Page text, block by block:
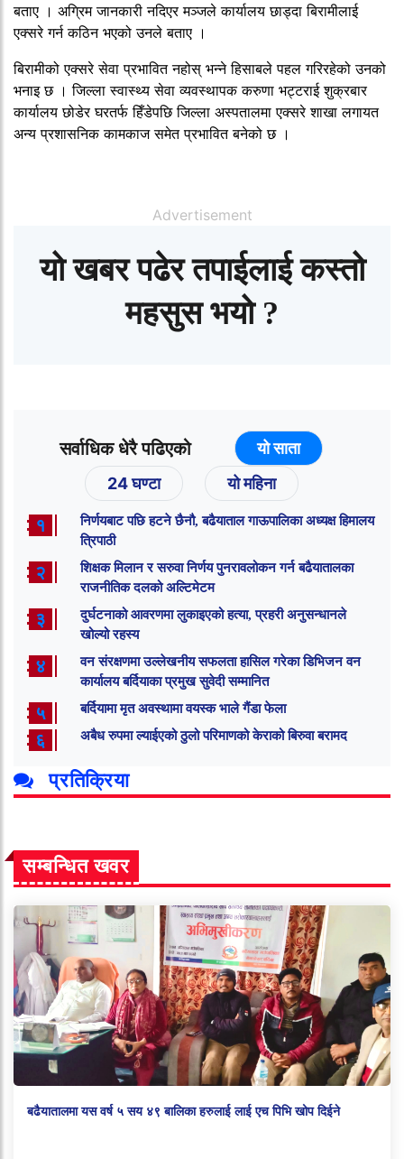
बताए । अग्रिम जानकारी नदिएर मञ्जले कार्यालय छाड्दा बिरामीलाई
एक्सरे गर्न कठिन भएको उनले बताए ।
बिरामीको एक्सरे सेवा प्रभावित नहोस् भन्ने हिसाबले पहल गरिरहेको उनको
भनाइ छ । जिल्ला स्वास्थ्य सेवा व्यवस्थापक करुणा भट्टराई शुक्रबार
कार्यालय छोडेर घरतर्फ हिँडेपछि जिल्ला अस्पतालमा एक्सरे शाखा लगायत
अन्य प्रशासनिक कामकाज समेत प्रभावित बनेको छ ।
Advertisement
यो खबर पढेर तपाईलाई कस्तो
महसुस भयो ?
सर्वाधिक धेरै पढिएको
यो साता
24 घण्टा
यो महिना
१
निर्णयबाट पछि हटने छैनौ, बढैयाताल गाऊपालिका अध्यक्ष हिमालय
त्रिपाठी
२
शिक्षक मिलान र सरुवा निर्णय पुनरावलोकन गर्न बढैयातालका
राजनीतिक दलको अल्टिमेटम
३
दुर्घटनाको आवरणमा लुकाइएको हत्या, प्रहरी अनुसन्धानले
खोल्यो रहस्य
४
वन संरक्षणमा उल्लेखनीय सफलता हासिल गरेका डिभिजन वन
कार्यालय बर्दियाका प्रमुख सुवेदी सम्मानित
५ बर्दियामा मृत अवस्थामा वयस्क भाले गैंडा फेला
६ अबैध रुपमा ल्याईएको ठुलो परिमाणको केराको बिरुवा बरामद
प्रतिक्रिया
सम्बन्धित खवर
बढैयातालमा यस वर्ष ५ सय ४९ बालिका हरुलाई लाई एच पिभि खोप दिईने